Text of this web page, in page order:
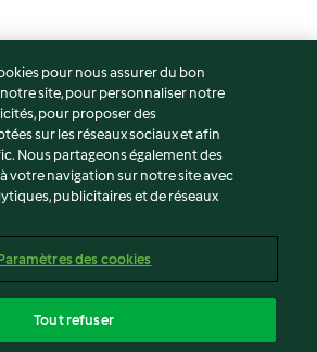
pour nous assurer du bon
site, pour personnaliser notre
pour proposer des
sur les réseaux sociaux et afin
Nous partageons également des
votre navigation sur notre site avec
publicitaires et de réseaux
des cookies
Tout refuser